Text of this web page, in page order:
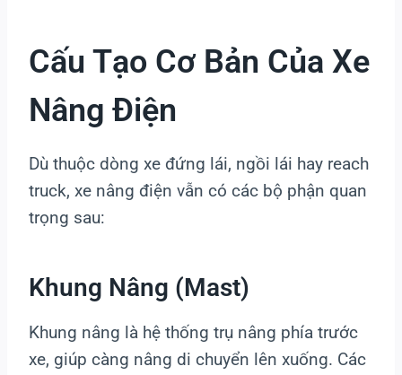
Cấu Tạo Cơ Bản Của Xe
Nâng Điện
Dù thuộc dòng xe đứng lái, ngồi lái hay reach
truck, xe nâng điện vẫn có các bộ phận quan
trọng sau:
Khung Nâng (mast)
Khung nâng là hệ thống trụ nâng phía trước
xe, giúp càng nâng di chuyển lên xuống. Các